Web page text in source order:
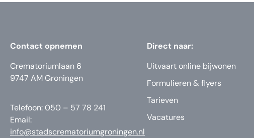
Contact opnemen
Crematoriumlaan 6
9747 AM Groningen
Telefoon: 050 – 57 78 241
Email:
info@stadscrematoriumgroningen.nl
Direct naar:
Uitvaart online bijwonen
Formulieren & flyers
Tarieven
Vacatures